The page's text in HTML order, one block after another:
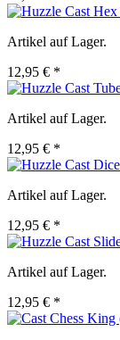
Artikel auf Lager.
12,95 € *
Artikel auf Lager.
12,95 € *
Artikel auf Lager.
12,95 € *
Artikel auf Lager.
12,95 € *